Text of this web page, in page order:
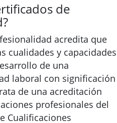
de
acredita que
cualidades y capacidades
de una
laboral con significación
de una acreditación
profesionales del
Cualificaciones